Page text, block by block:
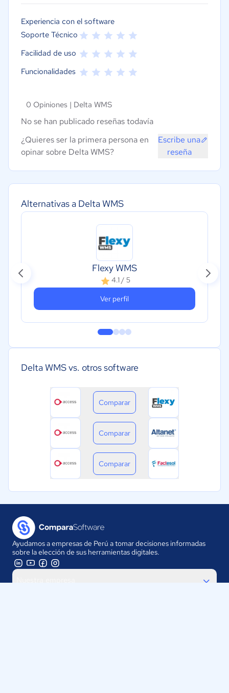
Alternativas a Delta WMS
Flexy WMS
4.1 / 5
Ver perfil
Delta WMS vs. otros software
Comparar
Comparar
Comparar
Experiencia con el software
Soporte Técnico
Facilidad de uso
Funcionalidades
0 Opiniones | Delta WMS
No se han publicado reseñas todavía
¿Quieres ser la primera persona en
opinar sobre Delta WMS?
Escribe una
reseña
Ayudamos a empresas de Perú a tomar decisiones informadas
sobre la elección de sus herramientas digitales.